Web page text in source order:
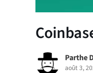
Parthe
août 3,